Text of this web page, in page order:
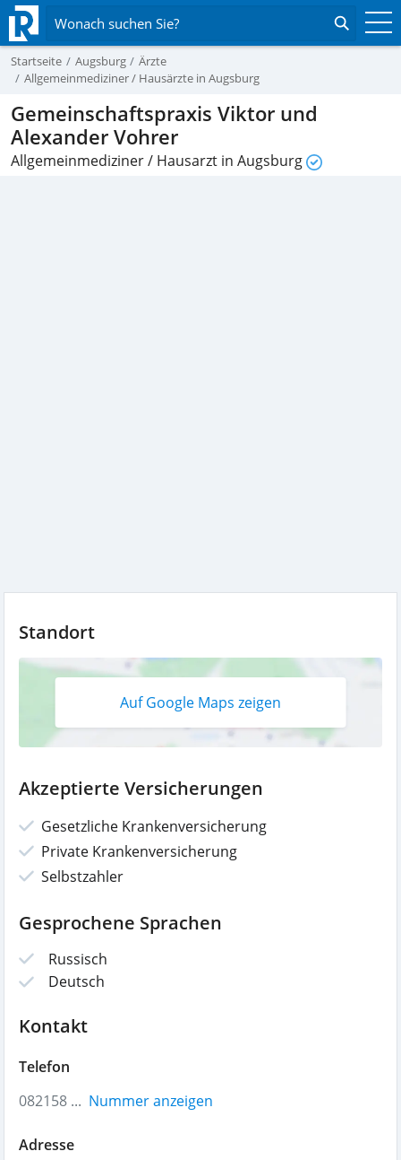
Wonach suchen Sie?
Startseite Augsburg
Ärzte
Allgemeinmediziner / Hausärzte in Augsburg
Gemeinschaftspraxis Viktor und
Alexander Vohrer
Allgemeinmediziner / Hausarzt in Augsburg
Standort
Auf Google Maps zeigen
Akzeptierte Versicherungen
Gesetzliche Krankenversicherung
Private Krankenversicherung
Selbstzahler
Gesprochene Sprachen
Russisch
Deutsch
Kontakt
Telefon
082158 ... Nummer anzeigen
Adresse